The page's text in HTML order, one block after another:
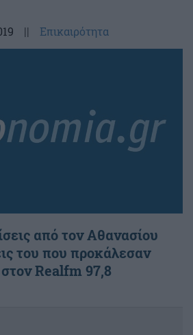
|| Επικαιρότητα
από τον Αθανασίου
του που προκάλεσαν
Realfm 97,8